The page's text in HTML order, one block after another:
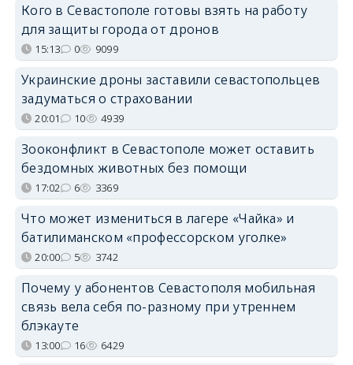
Кого в Севастополе готовы взять на работу
для защиты города от дронов
15:13 0 9099
Украинские дроны заставили севастопольцев
задуматься о страховании
20:01 10 4939
Зооконфликт в Севастополе может оставить
бездомных животных без помощи
17:02 6 3369
Что может измениться в лагере «Чайка» и
батилиманском «профессорском уголке»
20:00 5 3742
Почему у абонентов Севастополя мобильная
связь вела себя по-разному при утреннем
блэкауте
13:00 16 6429